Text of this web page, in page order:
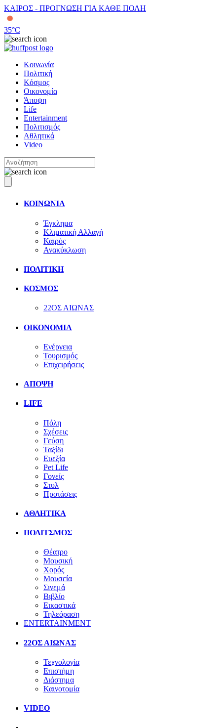
ΚΑΙΡΟΣ - ΠΡΟΓΝΩΣΗ ΓΙΑ ΚΑΘΕ ΠΟΛΗ
35°C
Κοινωνία
Πολιτική
Κόσμος
Οικονομία
Άποψη
Life
Entertainment
Πολιτισμός
Αθλητικά
Video
ΚΟΙΝΩΝΙΑ
Έγκλημα
Κλιματική Αλλαγή
Καιρός
Ανακύκλωση
ΠΟΛΙΤΙΚΗ
ΚΟΣΜΟΣ
22ΟΣ ΑΙΩΝΑΣ
ΟΙΚΟΝΟΜΙΑ
Ενέργεια
Τουρισμός
Επιχειρήσεις
ΑΠΟΨΗ
LIFE
Πόλη
Σχέσεις
Γεύση
Ταξίδι
Ευεξία
Pet Life
Γονείς
Στυλ
Προτάσεις
ΑΘΛΗΤΙΚΑ
ΠΟΛΙΤΣΜΟΣ
Θέατρο
Μουσική
Χορός
Μουσεία
Σινεμά
Βιβλίο
Εικαστικά
Τηλεόραση
ENTERTAINMENT
22ΟΣ ΑΙΩΝΑΣ
Τεχνολογία
Επιστήμη
Διάστημα
Καινοτομία
VIDEO